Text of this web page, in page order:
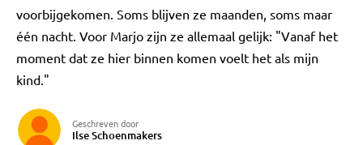
voorbijgekomen. Soms blijven ze maanden, soms maar
één nacht. Voor Marjo zijn ze allemaal gelijk: "Vanaf het
moment dat ze hier binnen komen voelt het als mijn
kind."
Geschreven door
Ilse Schoenmakers